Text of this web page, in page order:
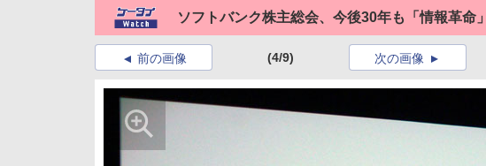
ソフトバンク株主総会、今後30年も「情報革命
前の画像 (4/9) 次の画像